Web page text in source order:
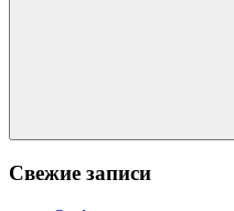
Поиск
Свежие записи